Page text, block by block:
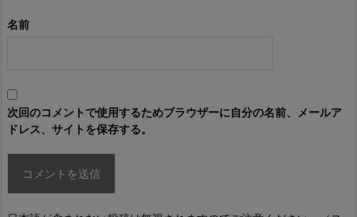
名前
次回のコメントで使用するためブラウザーに自分の名前、メールア
ドレス、サイトを保存する。